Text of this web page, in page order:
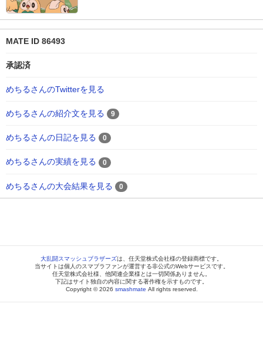
MATE ID 86493
承認済
めちるさんのTwitterを見る
めちるさんの紹介文を見る 9
めちるさんの日記を見る 0
めちるさんの実績を見る 0
めちるさんの大会結果を見る 0
大乱闘スマッシュブラザーズは、任天堂株式会社様の登録商標です。
当サイトは個人のスマブラファンが運営する非公式のWebサービスです。
任天堂株式会社様、他関連企業様とは一切関係ありません。
下記はサイト独自の内容に関する著作権を示すものです。
Copyright © 2026 smashmate All rights reserved.